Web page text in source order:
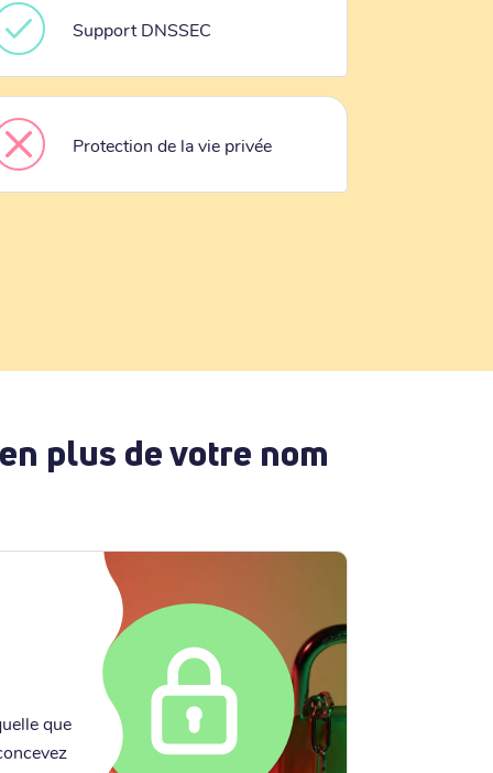
Support DNSSEC
Protection de la vie privée
plus de votre nom
que